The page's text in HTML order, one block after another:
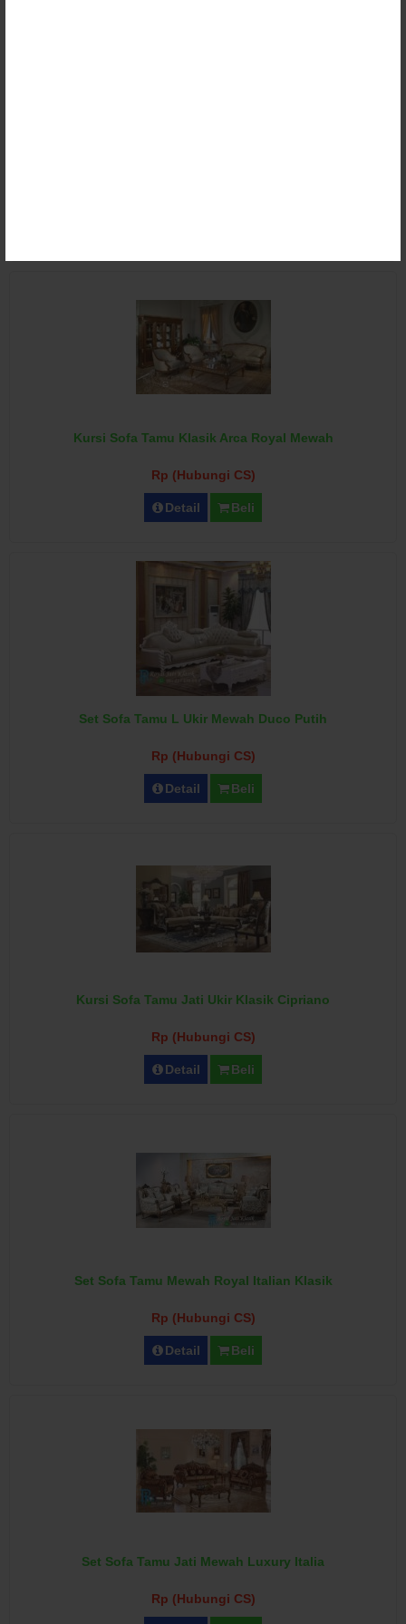
Kursi Sofa Tamu Klasik Arca Royal Mewah
Rp (Hubungi CS)
Detail Beli
Set Sofa Tamu L Ukir Mewah Duco Putih
Rp (Hubungi CS)
Detail Beli
Kursi Sofa Tamu Jati Ukir Klasik Cipriano
Rp (Hubungi CS)
Detail Beli
Set Sofa Tamu Mewah Royal Italian Klasik
Rp (Hubungi CS)
Detail Beli
Set Sofa Tamu Jati Mewah Luxury Italia
Rp (Hubungi CS)